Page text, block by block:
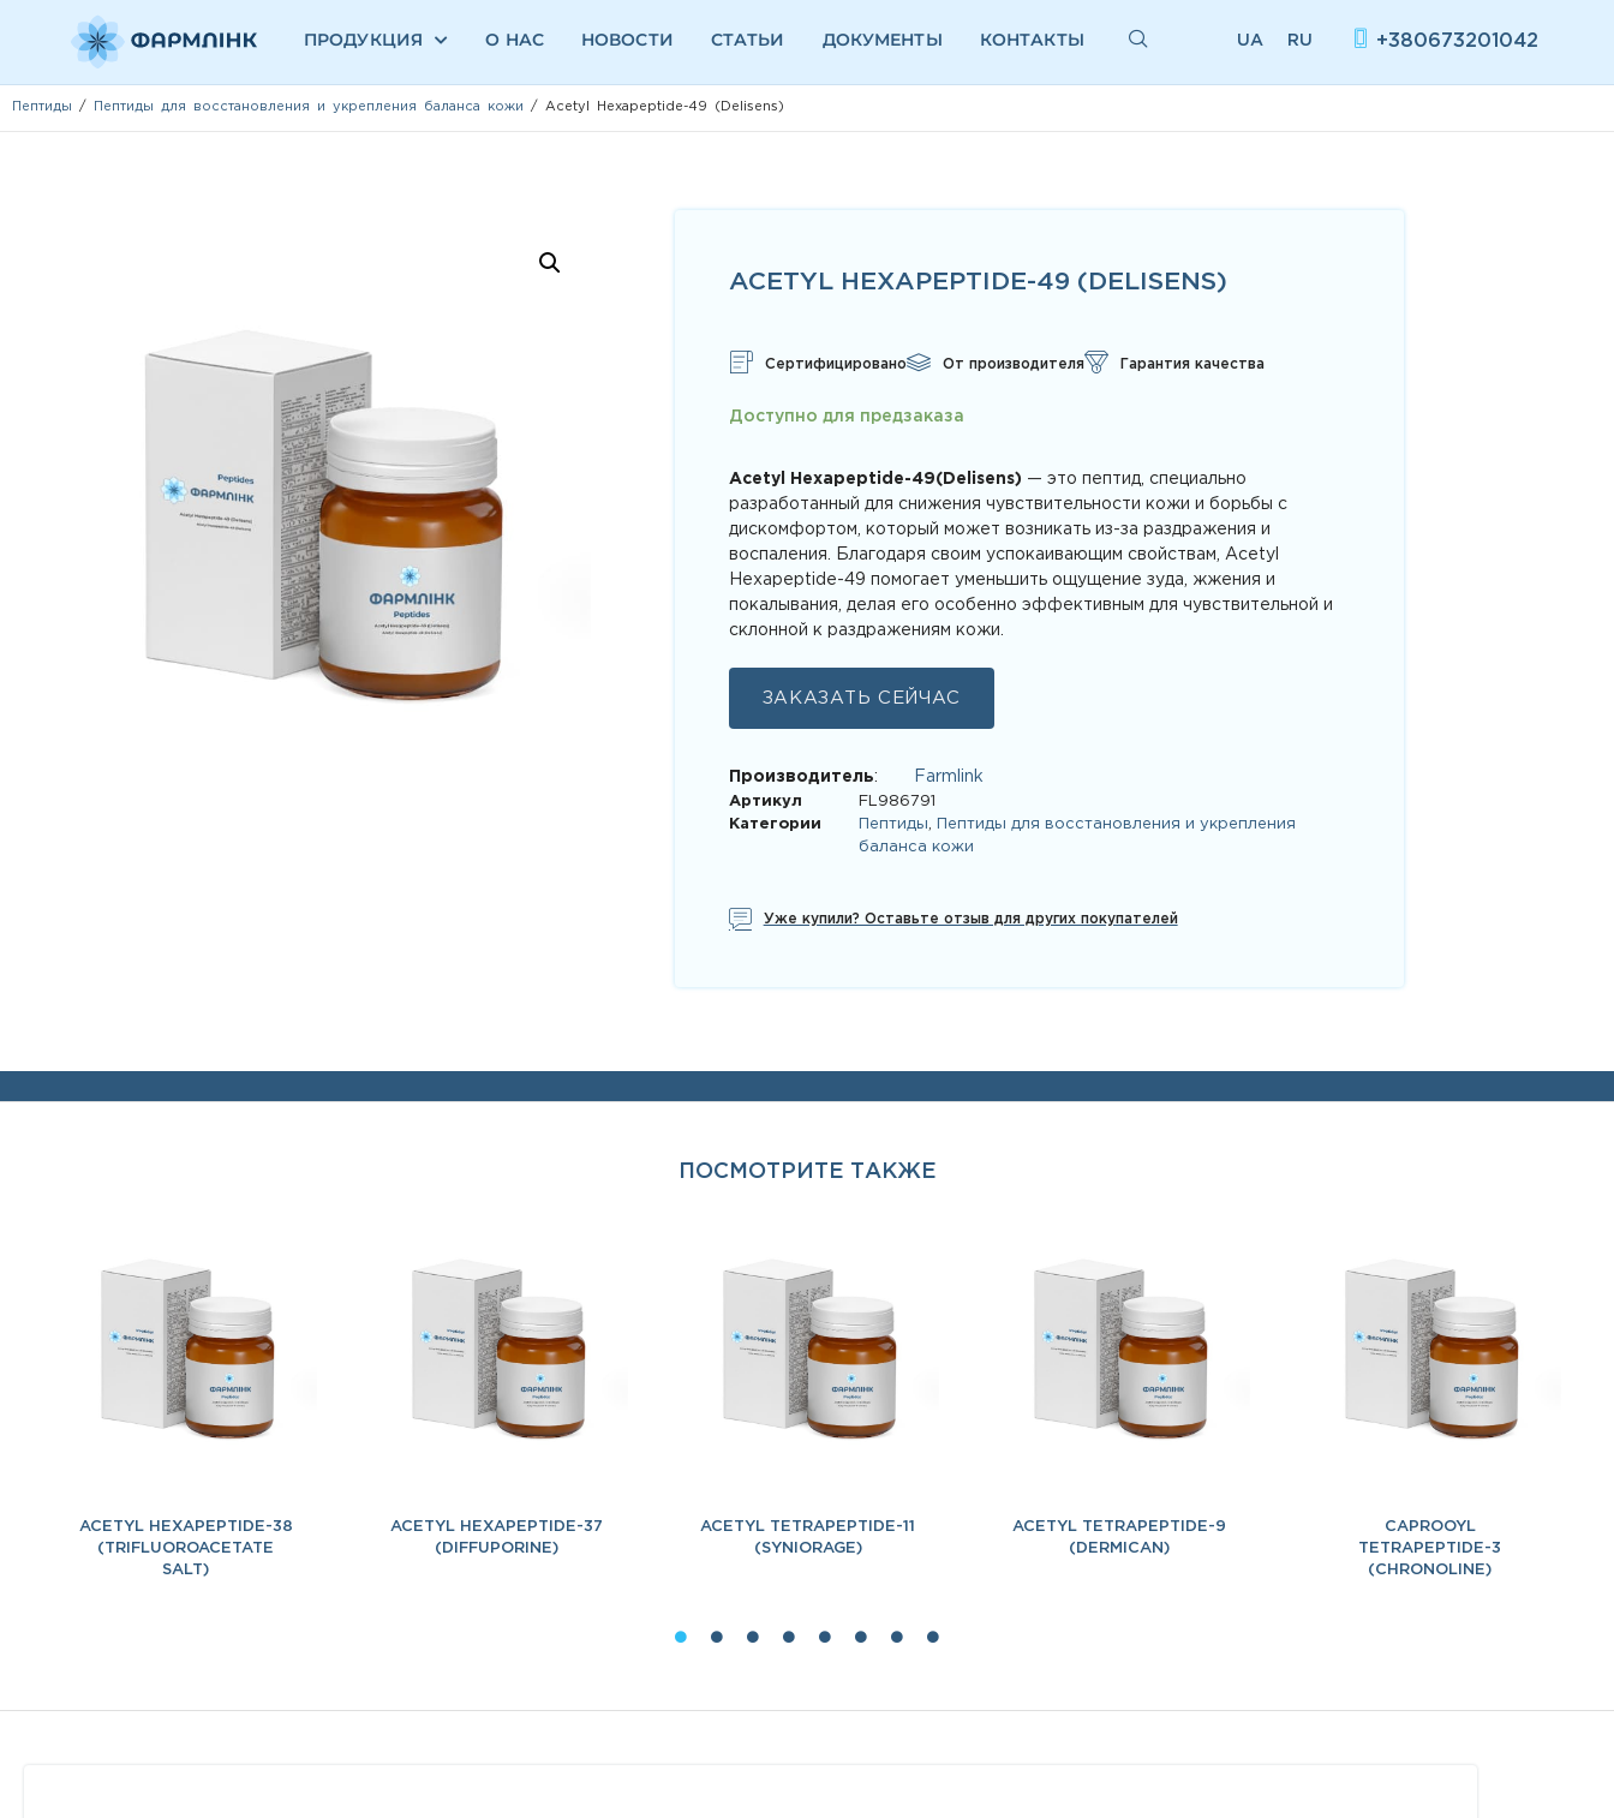
ПРОДУКЦИЯ О НАС НОВОСТИ СТАТЬИ ДОКУМЕНТЫ КОНТАКТЫ UA RU +380673201042
Пептиды / Пептиды для восстановления и укрепления баланса кожи / Acetyl Hexapeptide-49 (Delisens)
ACETYL HEXAPEPTIDE-49 (DELISENS)
Сертифицировано От производителя Гарантия качества
Доступно для предзаказа
Acetyl Hexapeptide-49(Delisens) — это пептид, специально
разработанный для снижения чувствительности кожи и борьбы с
дискомфортом, который может возникать из-за раздражения и
воспаления. Благодаря своим успокаивающим свойствам, Acetyl
Hexapeptide-49 помогает уменьшить ощущение зуда, жжения и
покалывания, делая его особенно эффективным для чувствительной и
склонной к раздражениям кожи.
ЗАКАЗАТЬ СЕЙЧАС
Производитель: Farmlink
Артикул
FL986791
Категории
Пептиды
Пептиды для восстановления и укрепления
баланса кожи
Уже купили? Оставьте отзыв для других покупателей
ПОСМОТРИТЕ ТАКЖЕ
ACETYL HEXAPEPTIDE-38
(TRIFLUOROACETATE
SALT)
ACETYL HEXAPEPTIDE-37
(DIFFUPORINE)
ACETYL TETRAPEPTIDE-11
(SYNIORAGE)
ACETYL TETRAPEPTIDE-9
(DERMICAN)
CAPROOYL
TETRAPEPTIDE-3
(CHRONOLINE)